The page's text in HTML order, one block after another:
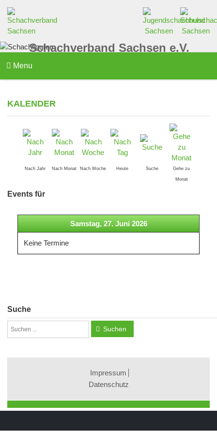
Schachverband Sachsen e.V.
Menu
KALENDER
Nach Jahr Nach Monat Nach Woche Heute Suche Gehe zu
Monat
Events für
Samstag, 27. Juni 2026
Keine Termine
Suche
Suchen
Impressum
Datenschutz